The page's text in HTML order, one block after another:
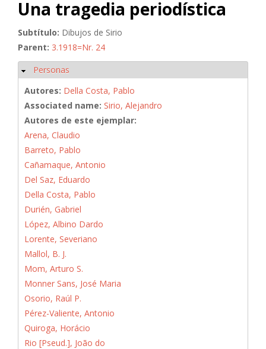
Una tragedia periodística
Subtítulo: Dibujos de Sirio
Parent: 3.1918=Nr. 24
Ocultar
Personas
Autores: Della Costa, Pablo
Associated name: Sirio, Alejandro
Autores de este ejemplar:
Arena, Claudio
Barreto, Pablo
Cañamaque, Antonio
Del Saz, Eduardo
Della Costa, Pablo
Durién, Gabriel
López, Albino Dardo
Lorente, Severiano
Mallol, B. J.
Mom, Arturo S.
Monner Sans, José Maria
Osorio, Raúl P.
Pérez-Valiente, Antonio
Quiroga, Horácio
Rio [Pseud.], João do